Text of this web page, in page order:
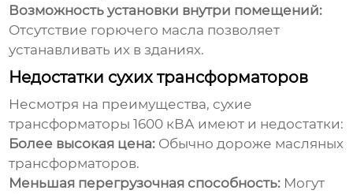
Возможность установки внутри помещений:
Отсутствие горючего масла позволяет
устанавливать их в зданиях.
Недостатки сухих трансформаторов
Несмотря на преимущества, сухие
трансформаторы 1600 кВА имеют и недостатки:
Более высокая цена: Обычно дороже масляных
трансформаторов.
Меньшая перегрузочная способность: Могут